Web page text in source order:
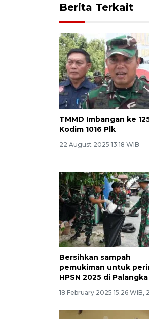
Berita Terkait
TMMD Imbangan ke
Kodim 1016 Plk
22 August 2025 13:18 WIB
Bersihkan sampah
pemukiman untuk
HPSN 2025 di Palangka
18 February 2025 15:26 WIB,